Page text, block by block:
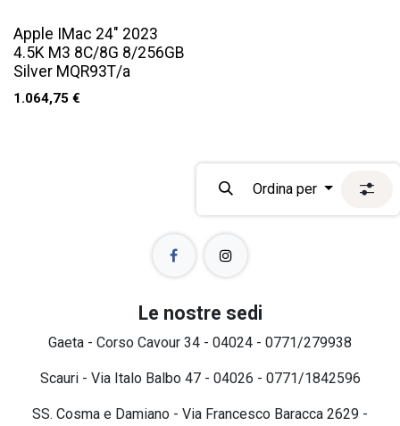
Apple IMac 24" 2023
4.5K M3 8C/8G 8/256GB
Silver MQR93T/a
1.064,75 €
Ordina per
Le nostre sedi
Gaeta - Corso Cavour 34 - 04024 - 0771/279938
Scauri - Via Italo Balbo 47 - 04026 - 0771/1842596
SS. Cosma e Damiano - Via Francesco Baracca 2629 -